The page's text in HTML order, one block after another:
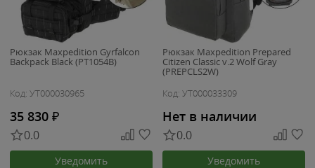
Рюкзак Maxpedition Gyrfalcon
Backpack Black (PT1054B)
Код: УТ000030965
35 830 ₽
0.0
Уведомить
Рюкзак Maxpedition Prepared
Citizen Classic v.2 Wolf Gray
(PREPCLS2W)
Код: УТ000033309
Нет в наличии
0.0
Уведомить